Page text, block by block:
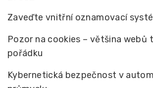
Zaveďte vnitřní oznamovací
Pozor na cookies – většina webů
pořádku
Kybernetická bezpečnost v